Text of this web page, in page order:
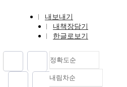
내보내기
내책장담기
한글로보기
정확도순
정확도
내림차순